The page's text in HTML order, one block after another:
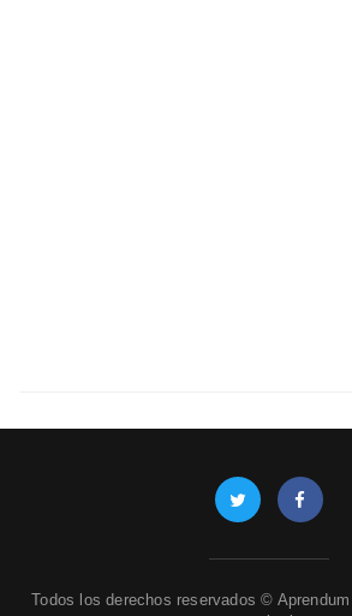
Todos los derechos reservados © Aprendum